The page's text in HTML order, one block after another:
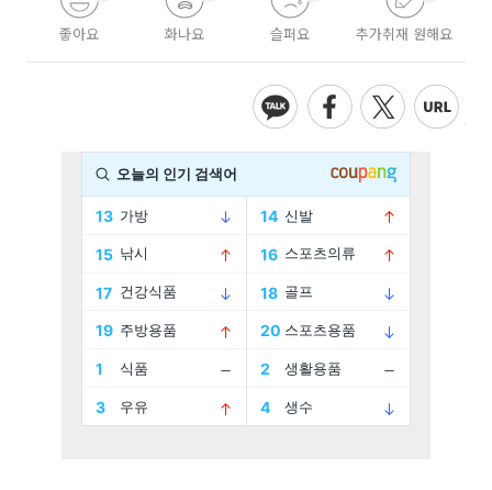
좋아요 화나요 슬퍼요 추가취재 원해요